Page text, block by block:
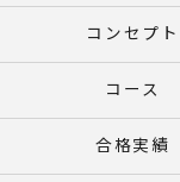
コンセプト
コース
合格実績